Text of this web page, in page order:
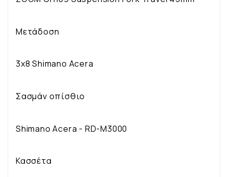
Μετάδοση
3x8 Shimano Acera
Σασμάν οπίσθιο
Shimano Acera - RD-M3000
Κασσέτα